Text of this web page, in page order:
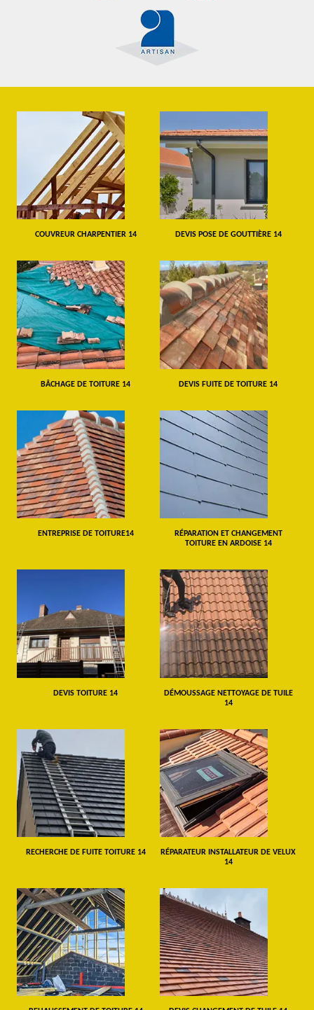
COUVREUR CHARPENTIER 14 DEVIS POSE DE GOUTTIÈRE 14
BÂCHAGE DE TOITURE 14 DEVIS FUITE DE TOITURE 14
ENTREPRISE DE TOITURE14
RÉPARATION ET CHANGEMENT
TOITURE EN ARDOISE 14
DEVIS TOITURE 14
DÉMOUSSAGE NETTOYAGE DE TUILE
14
RECHERCHE DE FUITE TOITURE 14
RÉPARATEUR INSTALLATEUR DE VELUX
14